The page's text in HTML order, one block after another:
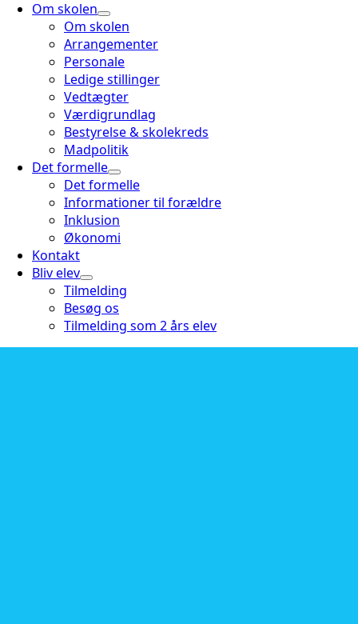
Om skolen
Om skolen
Arrangementer
Personale
Ledige stillinger
Vedtægter
Værdigrundlag
Bestyrelse & skolekreds
Madpolitik
Det formelle
Det formelle
Informationer til forældre
Inklusion
Økonomi
Kontakt
Bliv elev
Tilmelding
Besøg os
Tilmelding som 2 års elev